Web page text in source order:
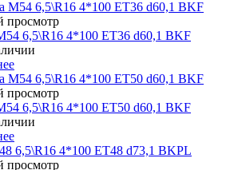
просмотр
6,5\R16 4*100 ET36 d60,1 BKF
просмотр
6,5\R16 4*100 ET50 d60,1 BKF
просмотр